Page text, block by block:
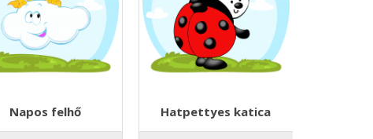
Napos felhő Hatpettyes katica